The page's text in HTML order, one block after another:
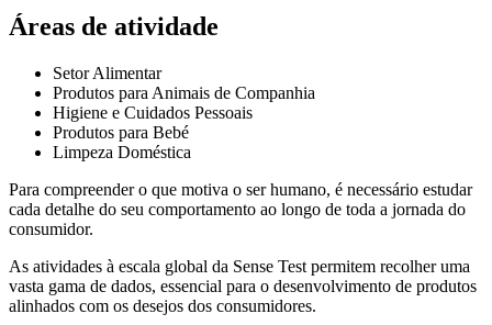
Áreas de atividade
Setor Alimentar
Produtos para Animais de Companhia
Higiene e Cuidados Pessoais
Produtos para Bebé
Limpeza Doméstica
Para compreender o que motiva o ser humano, é necessário estudar
cada detalhe do seu comportamento ao longo de toda a jornada do
consumidor.
As atividades à escala global da Sense Test permitem recolher uma
vasta gama de dados, essencial para o desenvolvimento de produtos
alinhados com os desejos dos consumidores.